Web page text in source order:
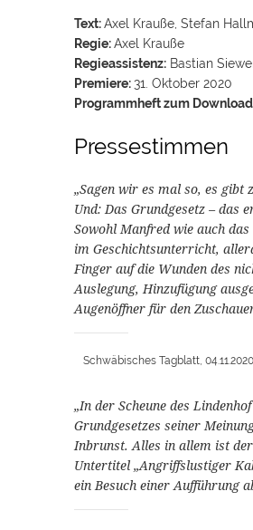
Text:Axel Krauße, Stefan
Regie:Axel Krauße
Regieassistenz: Bastian
Premiere:31. Oktober 2020
Programmheft zum Download
Pressestimmen
„Sagen wir es mal so, es gibt
Und: Das Grundgesetz – das
Sowohl Manfred wie auch
im Geschichtsunterricht,
Finger auf die Wunden des
Auslegung, Hinzufügung
Augenöffner für den
Schwäbisches Tagblatt, 04.11.2020
„In der Scheune des
Grundgesetzes seiner
Inbrunst. Alles in allem ist
Untertitel „Angriffslustiger
ein Besuch einer Aufführung